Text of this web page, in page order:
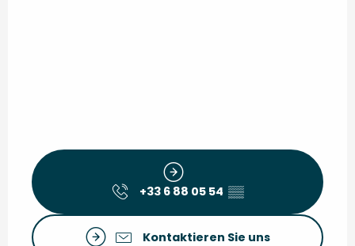
+33 6 88 05 54 ▒▒
Kontaktieren Sie uns